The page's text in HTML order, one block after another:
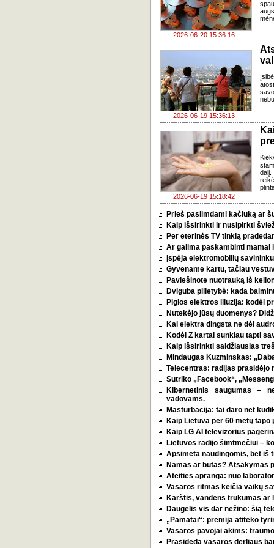
2026-06-20 15:36:16
2026-06-19 15:36:13
2026-06-19 15:18:42
dalį.
Prieš pasiimdami kačiuką ar
Kaip išsirinkti ir nusipirkti
Per eterinės TV tinklą
Ar galima paskambinti mamai
Įspėja elektromobilių
Gyvename kartu, tačiau
Paviešinote nuotrauką iš
Dviguba pilietybė: kada
Pigios elektros iliuzija: kodėl
Nutekėjo jūsų duomenys?
Kai elektra dingsta ne dėl
Kodėl Z kartai sunkiau tapti
Kaip išsirinkti saldžiausias
Mindaugas Kuzminskas:
Telecentras: radijas prasidėjo
Sutriko „Facebook“,
Kibernetinis saugumas –
vadovams.
Masturbacija: tai daro net
Kaip Lietuva per 60 metų
Kaip LG AI televizorius
Lietuvos radijo šimtmečiui –
Apsimeta naudingomis, bet iš
Namas ar butas? Atsakymas
Ateities apranga: nuo
Vasaros ritmas keičia vaikų
Karštis, vandens trūkumas ar
Daugelis vis dar nežino: šią
„Pamatai“: premija atiteko
Vasaros pavojai akims:
Prasideda vasaros derliaus